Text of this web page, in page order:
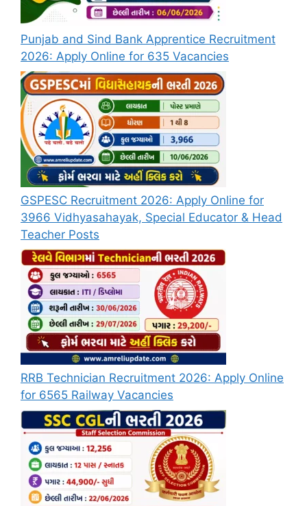
Punjab and Sind Bank Apprentice Recruitment
2026: Apply Online for 635 Vacancies
GSPESC Recruitment 2026: Apply Online for
3966 Vidhyasahayak, Special Educator & Head
Teacher Posts
RRB Technician Recruitment 2026: Apply Online
for 6565 Railway Vacancies